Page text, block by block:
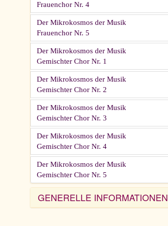
Frauenchor Nr. 4
Der Mikrokosmos der Musik
Frauenchor Nr. 5
Der Mikrokosmos der Musik
Gemischter Chor Nr. 1
Der Mikrokosmos der Musik
Gemischter Chor Nr. 2
Der Mikrokosmos der Musik
Gemischter Chor Nr. 3
Der Mikrokosmos der Musik
Gemischter Chor Nr. 4
Der Mikrokosmos der Musik
Gemischter Chor Nr. 5
GENERELLE INFORMATIONEN